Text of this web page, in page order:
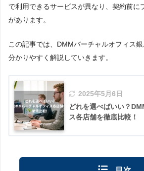
で利用できるサービスが異なり、契約前に
があります。
この記事では、DMMバーチャルオフィス
分かりやすく解説していきます。
2025年5月6日
どれを選べばいい？
ス各店舗を徹底比較！